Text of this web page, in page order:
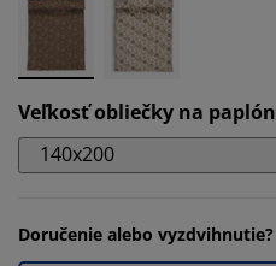
Veľkosť obliečky na paplón
140x200
Doručenie alebo vyzdvihnutie?